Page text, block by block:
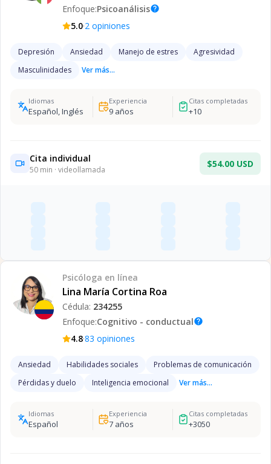
Enfoque:Psicoanálisishelp
5.0·2 opiniones
Depresión Ansiedad Manejo de estres
Agresividad
Masculinidades
Ver más...
Idiomas
Español, Inglés
Experiencia
9años
Citas completadas
+10
Cita individual
50 min · videollamada
$54.00 USD
Psicóloga en línea
Lina María Cortina Roa
Cédula: 234255
Enfoque:Cognitivo - conductualhelp
4.8·83 opiniones
Ansiedad Habilidades sociales
Problemas de comunicación
Pérdidas y duelo
Inteligencia emocional Ver más...
Idiomas
Español
Experiencia
7años
Citas completadas
+3050